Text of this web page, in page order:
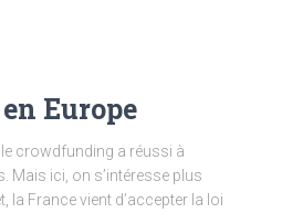
Europe
crowdfunding a réussi à
Mais ici, on s’intéresse plus
la France vient d’accepter la loi